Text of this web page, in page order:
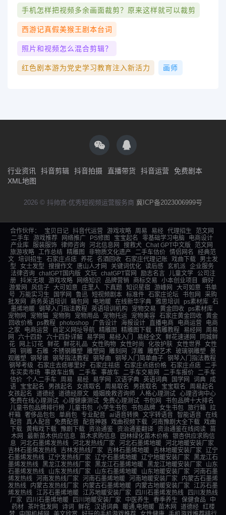
手机怎样把视频多余画面裁剪？原来这样就可以裁剪
西游记真假美猴王剧本台词
照片和视频怎么混合剪辑？
红色剧本游为党史学习教育注入新活力 画师
行业资讯 抖音剪辑 抖音拍摄 直播带货 抖音运营
免费剧本
XML地图
2026 © 抖帅宫-优秀短视频运营服务商 冀ICP备2023006999号
合作伙伴： 宝贝日记 抖音代运营 游戏攻略 周易 易经 代理招生
范文网
二手车
游戏推荐 网络推广 PS修图 宝宝起名 零基础学习电脑
电商设计
产业库
服装服饰 律师咨询 河北信息网 搜救犬 Chat GPT中文版
范文网
旅游攻略
工作总结 精雕图 非物质文化遗产 二手车估价 情侣网名
经典范
文 培训招生 石家庄点痣 养花 名酒回收 石家庄代理记账 戏曲下载
男士发
型
女士发型 搜搜作文 唐山人才网 关键词优化 读后感 玄机派
企业服务
法律咨询 chatGPT国内版 文玩 chatGPT官网 励志名言 儿童文学
公司注
册
抖米无垠 游戏攻略 网络知识 品牌营销 商标交易 小本创业项目
癖好
游爱网
风信子 大可如意 庄里人 下真题 知识星宿 游峰网 大可如意
书单
号
万能实习生 国学网 鲁迅 短视频剧本 标准件 石家庄论坛 书包网
采购
批发网
商务英语培训 箱包网 电地暖 在线新华字典 雅思培训 ps素材库
石
墨烯地暖 钢琴入门指法教程 英语培训机构 宠物交易 黄金回收
ps素材库
宠物网
宠物猫 宠物狗 宠物用品 宠物托运 宠物美容 石家庄黄金回收 黄金
回收价格
ps教程 photoshop 广告设计 海报设计 直播电商 电商运营
电商
之家
电商运营 自定义网址导航 精雕图 精雕图下载 精雕教程 易经网
周易
网
六十四卦 六十四卦详解 易学网 易经入门 易经全文 鲜花速递网
同城鲜
花
网上订花 鲜花 鲜花礼品 女性购物 女性时尚 化妆护肤 女性世界
女性
网
铜雕 石雕 不锈钢雕塑 雕塑网 雕刻网 浮雕 雕塑艺术 玻璃钢雕塑
景
观雕塑
钢琴谱 钢琴指法教程 钢琴曲 钢琴入门简单曲子
钢琴入门指法教程
钢琴考级
石家庄去痣哪里好 石家庄祛痣 石家庄点痣价格 石家庄点痣
二手
车买卖市场
事故车出售 二手车 事故车 二手车交易网 二手车报价
二手车
估价 个人二手车 周易 易经 易学网 汉语字典 英语词典 国学网 词典
成
语
宝宝起名 男孩起名 女孩取名 周易取名 男孩取名 宝宝取名
周易起名
女孩起名
道德经 道德经原文 婚姻挽救咨询师 人格心理测试
心理咨询中心
免费在线心理测试
心理健康测试 免费心理测试 书包网
书包品牌十大排名
儿童书包品牌排行榜
儿童书包 小学生书包 书包品牌 女生书包 旅行箱 拉
杆箱 奢侈品包包 单肩包 专业配音 ai语音转换 文字转语音 智能语音 在线
配音 真人配音 免费配音 配音神器 戏曲视频下载 河南豫剧大全下载 戏曲
下载 黄梅戏下载 豫剧下载 资治通鉴 资治通鉴翻译 资治通鉴在线阅读 苗
木网
最新苗木供应信息 苗木求购信息 园林绿化苗木价格 银杏供应求购信
息
河北石墨烯发热线 河北发热线厂家 河北石墨烯地暖
河北地暖安装厂家
吉林石墨烯发热线
吉林发热线厂家 吉林石墨烯地暖 吉林地暖安装厂家
辽宁
石墨烯发热线
辽宁发热线厂家 辽宁石墨烯地暖 辽宁地暖安装厂家
黑龙江石
墨烯发热线
黑龙江发热线厂家 黑龙江石墨烯地暖 黑龙江地暖安装厂家
山东
石墨烯发热线
山东发热线厂家 山东石墨烯地暖 山东地暖安装厂家
河南石墨
烯发热线
河南发热线厂家 河南石墨烯地暖 河南地暖安装厂家
内蒙古石墨烯
发热线
内蒙古发热线厂家 内蒙古石墨烯地暖 内蒙古地暖安装厂家
江苏石墨
烯发热线
江苏石墨烯地暖 江苏地暖安装厂家 四川石墨烯发热线
四川发热线
厂家
四川石墨烯地暖 四川地暖安装厂家 中医养生 春季养生 保健食品
中
药材
茶叶批发网 诗词 鲜花 汉语词典 暖通,电地暖 苗木网 道德经
红楼